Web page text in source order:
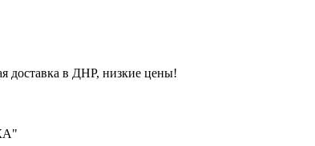
доставка в ДНР, низкие цены!